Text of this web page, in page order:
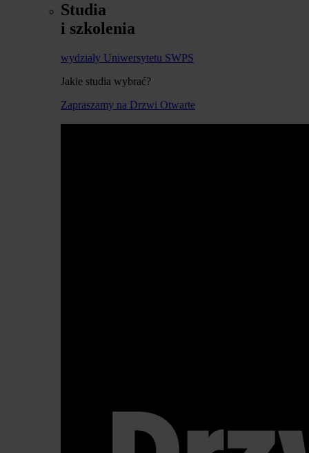
Studia
i szkolenia
wydziały Uniwersytetu SWPS
Jakie studia wybrać?
Zapraszamy na Drzwi Otwarte